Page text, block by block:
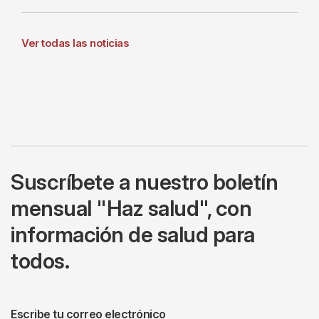
Ver todas las noticias
Suscríbete a nuestro boletín
mensual "Haz salud", con
información de salud para
todos.
Escribe tu correo electrónico